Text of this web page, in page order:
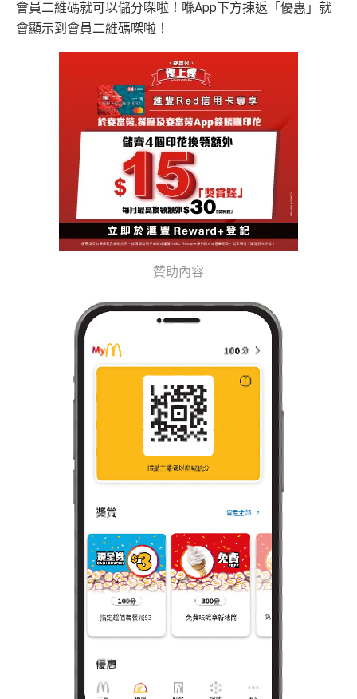
會員二維碼就可以儲分㗎啦！喺App下方揀返「優惠」就
會顯示到會員二維碼㗎啦！
贊助內容